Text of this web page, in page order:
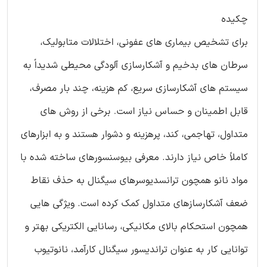
چکیده
برای تشخیص بیماری های عفونی، اختلالات متابولیک،
سرطان های بدخیم و آشکارسازی آلودگی محیطی شدیداً به
سیستم های آشکارسازی سریع، کم هزینه، چند بار مصرف،
قابل اطمینان و حساس نیاز است. برخی از روش های
متداول، تهاجمی، کند، پرهزینه و دشوار هستند و به ابزارهای
کاملاً خاص نیاز دارند. معرفی بیوسنسورهای ساخته شده با
مواد نانو همچون ترانسدیوسرهای سیگنال به حذف نقاط
ضعف آشکارسازهای متداول کمک کرده است. ویژگی هایی
همچون استحکام بالای مکانیکی، رسانایی الکتریکی بهتر و
توانایی کار به عنوان تراندیسور سیگنال کارآمد، نانوتیوب